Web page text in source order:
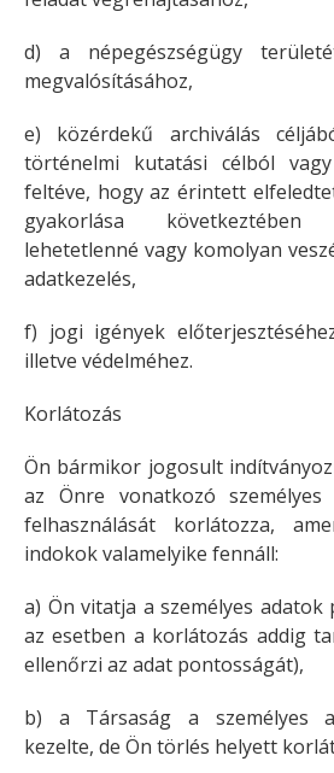
d) a népegészségügy
megvalósításához,
e) közérdekű archiválás
történelmi kutatási célból
feltéve, hogy az érintett
gyakorlása következtében
lehetetlenné vagy komolyan
adatkezelés,
f) jogi igények
illetve védelméhez.
Korlátozás
Ön bármikor jogosult
az Önre vonatkozó személyes
felhasználását korlátozza,
indokok valamelyike fennáll:
a) Ön vitatja a személyes
az esetben a korlátozás addig
ellenőrzi az adat pontosságát),
b) a Társaság a személyes
kezelte, de Ön törlés helyett